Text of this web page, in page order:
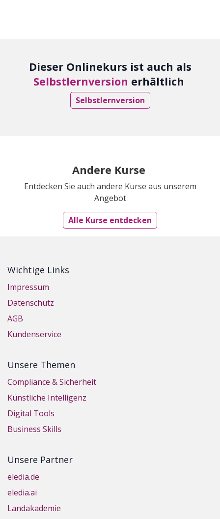
Dieser Onlinekurs ist auch als
Selbstlernversion erhältlich
Selbstlernversion
Andere Kurse
Entdecken Sie auch andere Kurse aus unserem
Angebot
Alle Kurse entdecken
Wichtige Links
Impressum
Datenschutz
AGB
Kundenservice
Unsere Themen
Compliance & Sicherheit
Künstliche Intelligenz
Digital Tools
Business Skills
Unsere Partner
eledia.de
eledia.ai
Landakademie